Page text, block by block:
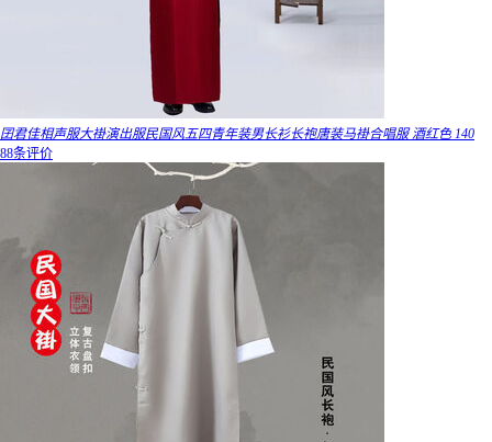
囝君佳相声服大褂演出服民国风五四青年装男长衫长袍唐装马褂合唱服 酒红色 140
88条评价